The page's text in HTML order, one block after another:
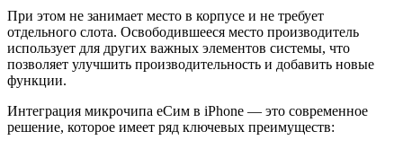
При этом не занимает место в корпусе и не требует
отдельного слота. Освободившееся место производитель
использует для других важных элементов системы, что
позволяет улучшить производительность и добавить новые
функции.
Интеграция микрочипа еСим в iPhone — это современное
решение, которое имеет ряд ключевых преимуществ: